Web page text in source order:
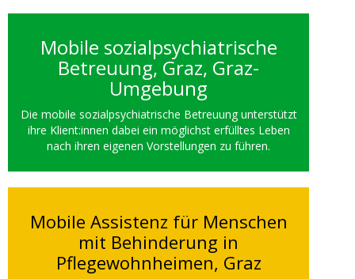
Mobile sozialpsychiatrische
Betreuung, Graz, Graz-
Umgebung
Die mobile sozialpsychiatrische Betreuung unterstützt
ihre Klient:innen dabei ein möglichst erfülltes Leben
nach ihren eigenen Vorstellungen zu führen.
Mobile Assistenz für Menschen
mit Behinderung in
Pflegewohnheimen, Graz